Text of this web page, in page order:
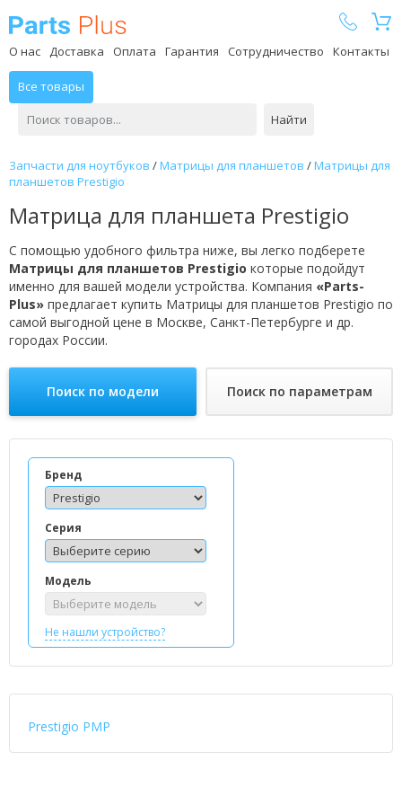
О нас Доставка Оплата Гарантия Сотрудничество Контакты
Все товары
Найти
Запчасти для ноутбуков /Матрицы для планшетов /Матрицы для
планшетов Prestigio
Матрица для планшета Prestigio
С помощью удобного фильтра ниже, вы легко подберете
Матрицы для планшетов Prestigio которые подойдут
именно для вашей модели устройства. Компания «Parts-
Plus» предлагает купить Матрицы для планшетов Prestigio по
самой выгодной цене в Москве, Санкт-Петербурге и др.
городах России.
Поиск по модели Поиск по параметрам
Бренд
Серия
Модель
Не нашли устройство?
Prestigio PMP